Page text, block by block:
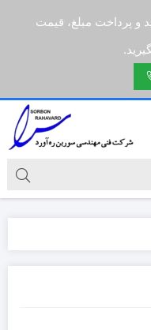
و پرداخت مبلغ، قیمت